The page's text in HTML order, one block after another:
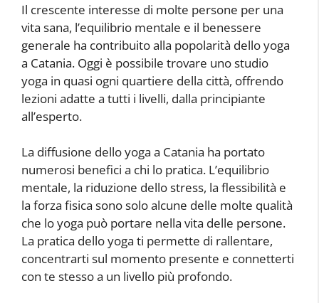
Il crescente interesse di molte persone per una
vita sana, l’equilibrio mentale e il benessere
generale ha contribuito alla popolarità dello yoga
a Catania. Oggi è possibile trovare uno studio
yoga in quasi ogni quartiere della città, offrendo
lezioni adatte a tutti i livelli, dalla principiante
all’esperto.
La diffusione dello yoga a Catania ha portato
numerosi benefici a chi lo pratica. L’equilibrio
mentale, la riduzione dello stress, la flessibilità e
la forza fisica sono solo alcune delle molte qualità
che lo yoga può portare nella vita delle persone.
La pratica dello yoga ti permette di rallentare,
concentrarti sul momento presente e connetterti
con te stesso a un livello più profondo.